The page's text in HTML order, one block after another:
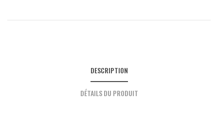
DESCRIPTION
DÉTAILS DU PRODUIT